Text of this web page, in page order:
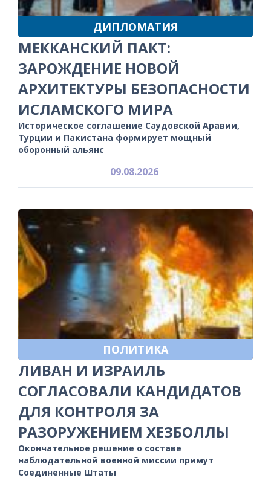
ДИПЛОМАТИЯ
МЕККАНСКИЙ ПАКТ:
ЗАРОЖДЕНИЕ НОВОЙ
АРХИТЕКТУРЫ БЕЗОПАСНОСТИ
ИСЛАМСКОГО МИРА
Историческое соглашение Саудовской Аравии,
Турции и Пакистана формирует мощный
оборонный альянс
09.08.2026
ПОЛИТИКА
ЛИВАН И ИЗРАИЛЬ
СОГЛАСОВАЛИ КАНДИДАТОВ
ДЛЯ КОНТРОЛЯ ЗА
РАЗОРУЖЕНИЕМ ХЕЗБОЛЛЫ
Окончательное решение о составе
наблюдательной военной миссии примут
Соединенные Штаты